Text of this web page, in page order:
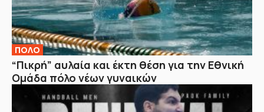
ΠΟΛΟ
“Πικρή” αυλαία και έκτη θέση για την Εθνική
Ομάδα πόλο νέων γυναικών